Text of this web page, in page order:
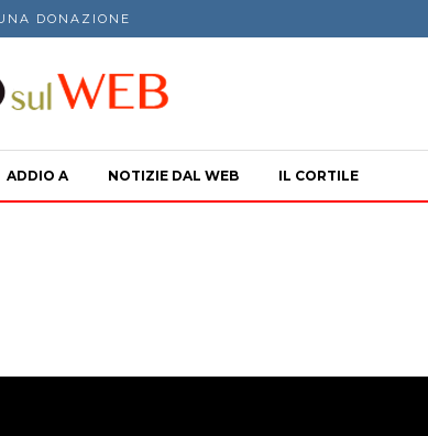
DONAZIONE
ADDIO A NOTIZIE DAL WEB IL CORTILE